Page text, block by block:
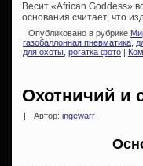
Весит «African Goddess»
основания считает, что
Опубликовано в рубрике
газобаллонная пневматика
для охоты рогатка фото
Охотничий и
| Автор: ingewarr